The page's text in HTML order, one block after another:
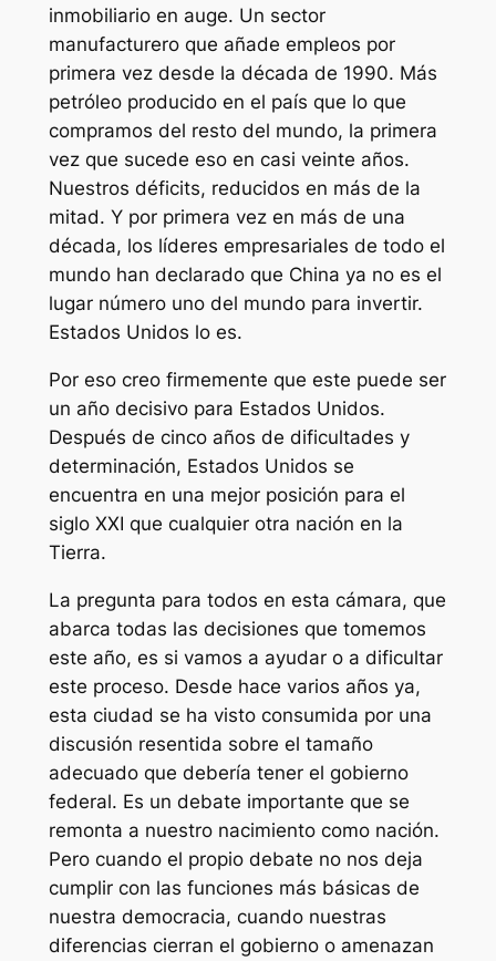
inmobiliario en auge. Un sector
manufacturero que añade empleos por
primera vez desde la década de 1990. Más
petróleo producido en el país que lo que
compramos del resto del mundo, la primera
vez que sucede eso en casi veinte años.
Nuestros déficits, reducidos en más de la
mitad. Y por primera vez en más de una
década, los líderes empresariales de todo el
mundo han declarado que China ya no es el
lugar número uno del mundo para invertir.
Estados Unidos lo es.
Por eso creo firmemente que este puede ser
un año decisivo para Estados Unidos.
Después de cinco años de dificultades y
determinación, Estados Unidos se
encuentra en una mejor posición para el
siglo XXI que cualquier otra nación en la
Tierra.
La pregunta para todos en esta cámara, que
abarca todas las decisiones que tomemos
este año, es si vamos a ayudar o a dificultar
este proceso. Desde hace varios años ya,
esta ciudad se ha visto consumida por una
discusión resentida sobre el tamaño
adecuado que debería tener el gobierno
federal. Es un debate importante que se
remonta a nuestro nacimiento como nación.
Pero cuando el propio debate no nos deja
cumplir con las funciones más básicas de
nuestra democracia, cuando nuestras
diferencias cierran el gobierno o amenazan